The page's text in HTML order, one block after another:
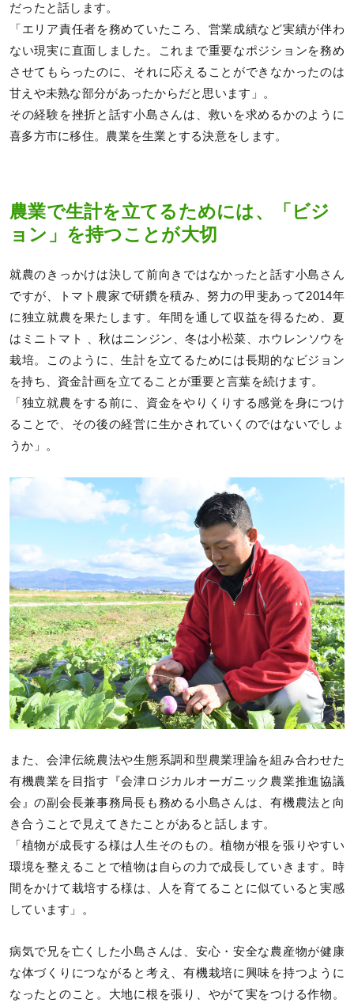
だったと話します。
「エリア責任者を務めていたころ、営業成績など実績が伴わ
ない現実に直面しました。これまで重要なポジションを務め
させてもらったのに、それに応えることができなかったのは
甘えや未熟な部分があったからだと思います」。
その経験を挫折と話す小島さんは、救いを求めるかのように
喜多方市に移住。農業を生業とする決意をします。
農業で生計を立てるためには、「ビジ
ョン」を持つことが大切
就農のきっかけは決して前向きではなかったと話す小島さん
ですが、トマト農家で研鑽を積み、努力の甲斐あって2014年
に独立就農を果たします。年間を通して収益を得るため、夏
はミニトマト 、秋はニンジン、冬は小松菜、ホウレンソウを
栽培。このように、生計を立てるためには長期的なビジョン
を持ち、資金計画を立てることが重要と言葉を続けます。
「独立就農をする前に、資金をやりくりする感覚を身につけ
ることで、その後の経営に生かされていくのではないでしょ
うか」。
また、会津伝統農法や生態系調和型農業理論を組み合わせた
有機農業を目指す『会津ロジカルオーガニック農業推進協議
会』の副会長兼事務局長も務める小島さんは、有機農法と向
き合うことで見えてきたことがあると話します。
「植物が成長する様は人生そのもの。植物が根を張りやすい
環境を整えることで植物は自らの力で成長していきます。時
間をかけて栽培する様は、人を育てることに似ていると実感
しています」。
病気で兄を亡くした小島さんは、安心・安全な農産物が健康
な体づくりにつながると考え、有機栽培に興味を持つように
なったとのこと。大地に根を張り、やがて実をつける作物。